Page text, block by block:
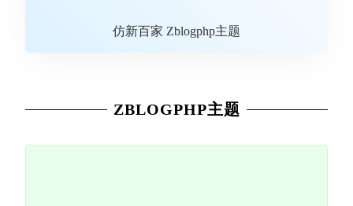
仿新百家 Zblogphp主题
ZBLOGPHP主题